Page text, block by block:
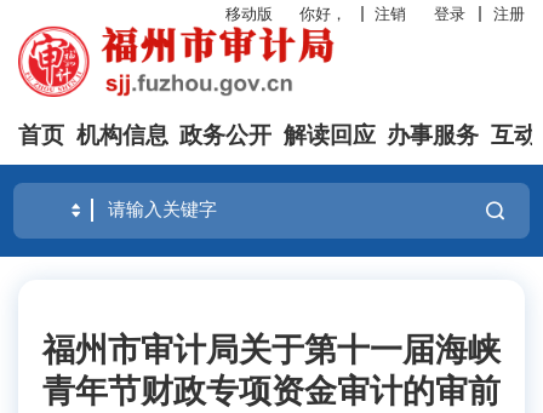
移动版 你好， 注销 登录 注册
首页 机构信息 政务公开 解读回应 办事服务 互动
福州市审计局关于第十一届海峡
青年节财政专项资金审计的审前